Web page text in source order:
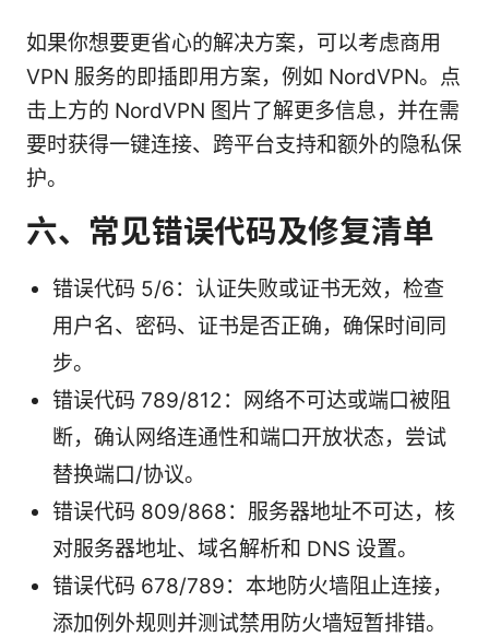
如果你想要更省心的解决方案，可以考虑商用
VPN 服务的即插即用方案，例如 NordVPN。点
击上方的 NordVPN 图片了解更多信息，并在需
要时获得一键连接、跨平台支持和额外的隐私保
护。
六、常见错误代码及修复清单
错误代码 5/6：认证失败或证书无效，检查
用户名、密码、证书是否正确，确保时间同
步。
错误代码 789/812：网络不可达或端口被阻
断，确认网络连通性和端口开放状态，尝试
替换端口/协议。
错误代码 809/868：服务器地址不可达，核
对服务器地址、域名解析和 DNS 设置。
错误代码 678/789：本地防火墙阻止连接，
添加例外规则并测试禁用防火墙短暂排错。